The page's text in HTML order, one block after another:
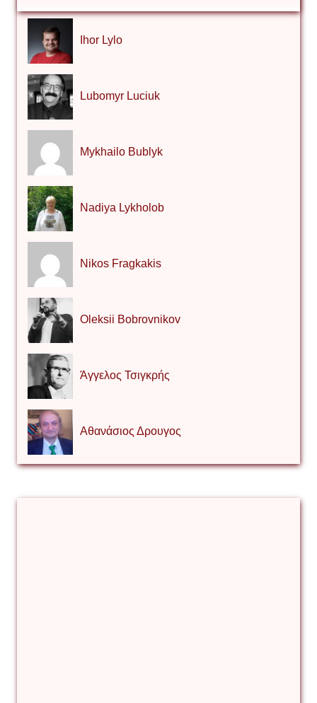
Ihor Lylo
Lubomyr Luciuk
Mykhailo Bublyk
Nadiya Lykholob
Nikos Fragkakis
Oleksii Bobrovnikov
Άγγελος Τσιγκρής
Αθανάσιος Δρουγος